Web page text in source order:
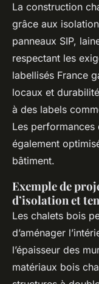
La construction
grâce aux
panneaux SIP,
respectant les
labellisés France
locaux et
à des labels
Les
également
bâtiment.
Exemple de
d’isolation et
Les chalets bois
d’aménager
l’épaisseur des
matériaux bois